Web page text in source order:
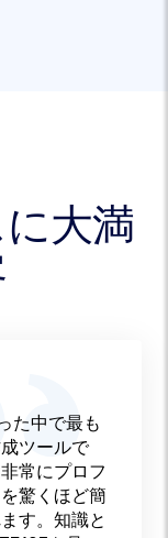
大満
た中で最も
ツールで
常にプロフ
驚くほど簡
す。知識と